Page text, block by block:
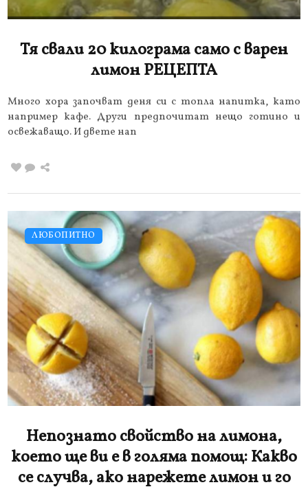
Тя свали 20 килограма само с варен
лимон РЕЦЕПТА
Много хора започват деня си с топла напитка, като
например кафе. Други предпочитат нещо готино и
освежаващо. И двете нап
ЛЮБОПИТНО
Непознато свойство на лимона,
което ще ви е в голяма помощ: Какво
се случва, ако нарежете лимон и го